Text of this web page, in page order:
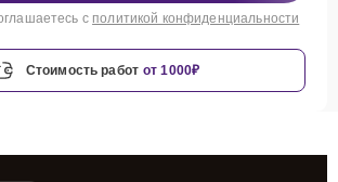
с политикой конфиденциальности
Стоимость работ от 1000₽